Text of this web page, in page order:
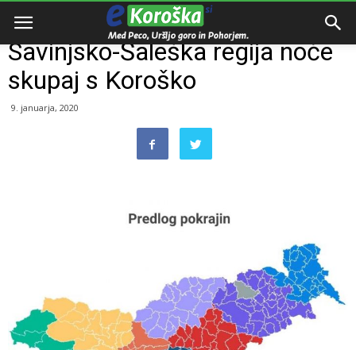
Domov
Savinjsko-Šaleška regija noče
skupaj s Koroško
9. januarja, 2020